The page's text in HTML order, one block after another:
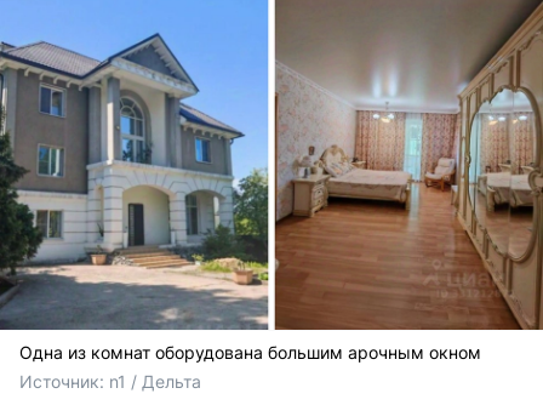
Одна из комнат оборудована большим арочным окном
Источник: n1 / Дельта